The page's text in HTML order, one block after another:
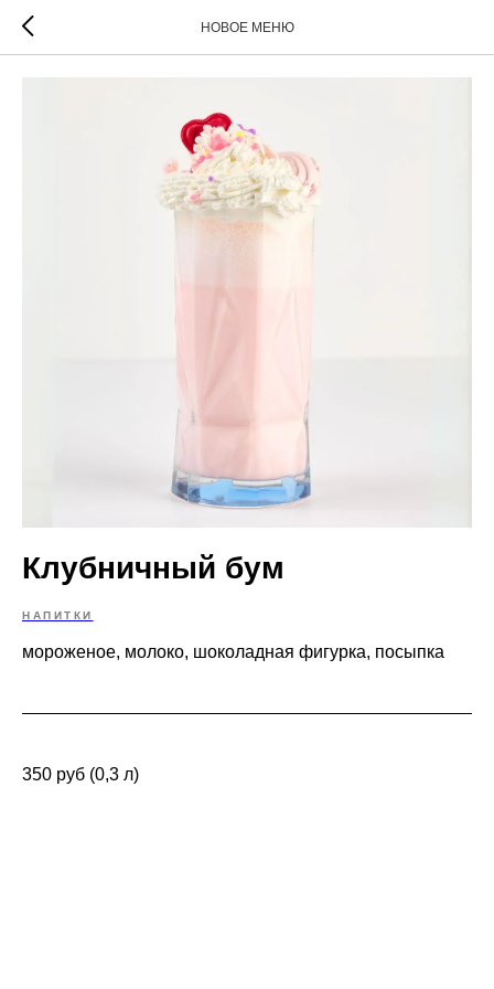
НОВОЕ МЕНЮ
Клубничный бум
НАПИТКИ
мороженое, молоко, шоколадная фигурка, посыпка
350 руб (0,3 л)